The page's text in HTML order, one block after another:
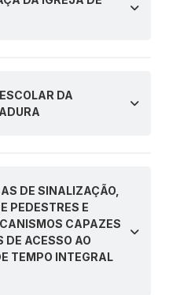
DA
DE SINALIZAÇÃO,
PEDESTRES E
CAPAZES
DE ACESSO AO
TEMPO INTEGRAL